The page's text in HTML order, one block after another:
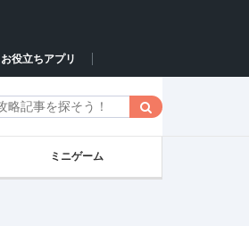
お役立ちアプリ
ミニゲーム